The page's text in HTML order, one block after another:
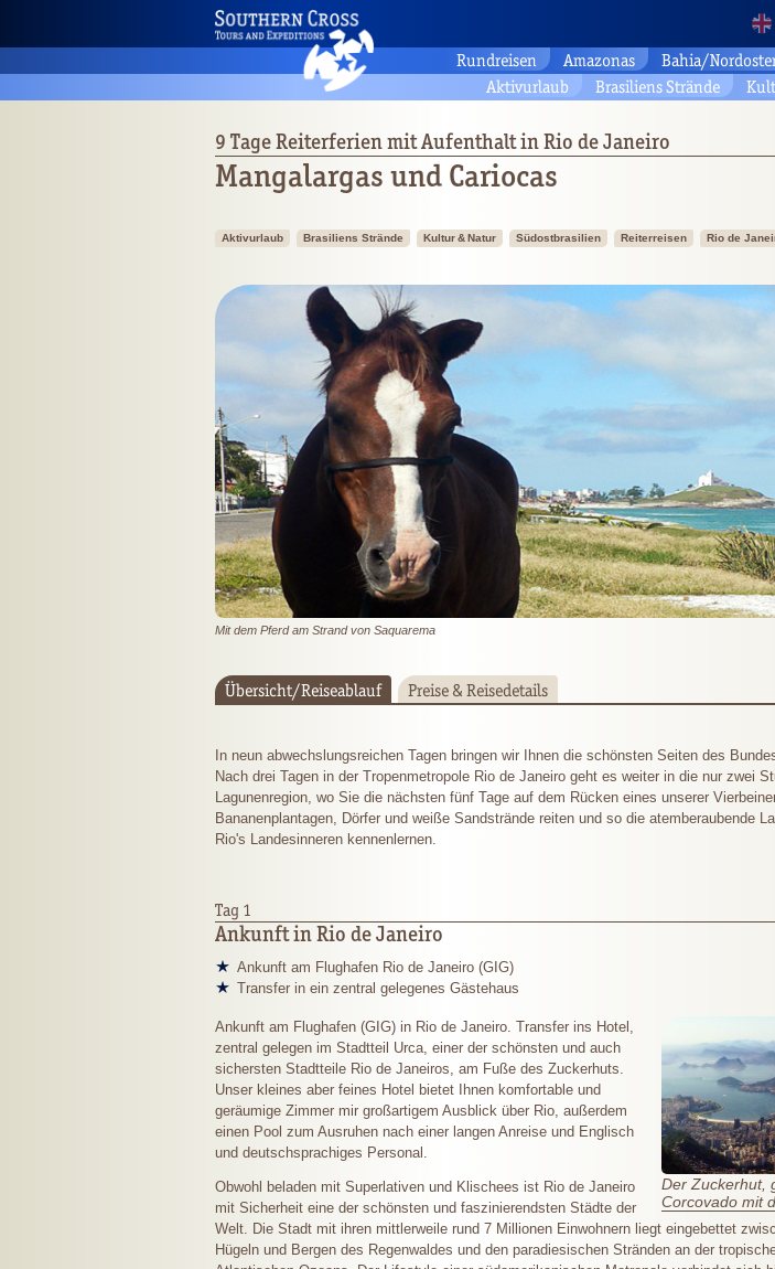
Rundreisen Amazonas Bahia/
Aktivurlaub
Brasiliens Strände
9 Tage Reiterferien mit Aufenthalt in Rio de Janeiro
Mangalargas und Cariocas
Aktivurlaub Brasiliens Strände Kultur & Natur Südostbrasilien Reiterreisen Rio de
Mit dem Pferd am Strand von Saquarema
Übersicht/Reiseablauf Preise & Reisedetails
In neun abwechslungsreichen Tagen bringen wir Ihnen die schönsten Seiten des
Nach drei Tagen in der Tropenmetropole Rio de Janeiro geht es weiter in die nur zwei
Lagunenregion, wo Sie die nächsten fünf Tage auf dem Rücken eines unserer
Bananenplantagen, Dörfer und weiße Sandstrände reiten und so die atemberaubende
Rio's Landesinneren kennenlernen.
Tag 1
Ankunft in Rio de Janeiro
Ankunft am Flughafen Rio de Janeiro (GIG)
Transfer in ein zentral gelegenes Gästehaus
Der Zuckerhut,
Corcovado mit
Ankunft am Flughafen (GIG) in Rio de Janeiro. Transfer ins Hotel,
zentral gelegen im Stadtteil Urca, einer der schönsten und auch
sichersten Stadtteile Rio de Janeiros, am Fuße des Zuckerhuts.
Unser kleines aber feines Hotel bietet Ihnen komfortable und
geräumige Zimmer mir großartigem Ausblick über Rio, außerdem
einen Pool zum Ausruhen nach einer langen Anreise und Englisch
und deutschsprachiges Personal.
Obwohl beladen mit Superlativen und Klischees ist Rio de Janeiro
mit Sicherheit eine der schönsten und faszinierendsten Städte der
Welt. Die Stadt mit ihren mittlerweile rund 7 Millionen Einwohnern liegt eingebettet
Hügeln und Bergen des Regenwaldes und den paradiesischen Stränden an der